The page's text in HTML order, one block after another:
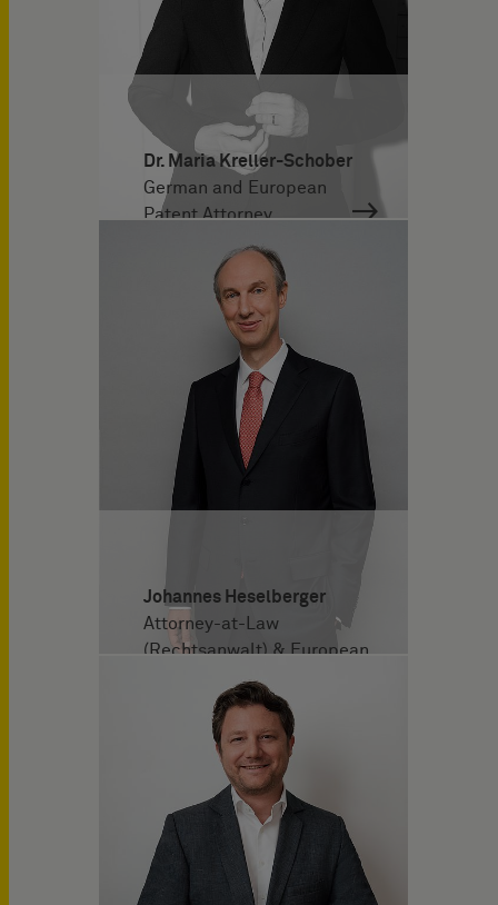
Dr. Maria Kreller-Schober
German and European
Patent Attorney
Johannes Heselberger
Attorney-at-Law
(Rechtsanwalt) & European
Patent Attorney